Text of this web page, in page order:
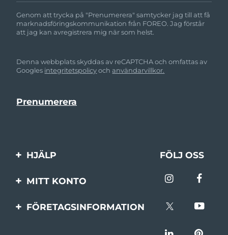
Genom att trycka på "Prenumerera" samtycker jag till att få
marknadsföringskommunikation från FOREO. Jag förstår
att jag kan avregistrera mig när som helst.
Denna webbplats skyddas av reCAPTCHA och omfattas av
Googles integritetspolicyochanvändarvillkor.
HJÄLP
Kontakta oss
FÖLJ OSS
MITT KONTO
Produktregistrering
FÖRETAGSINFORMATION